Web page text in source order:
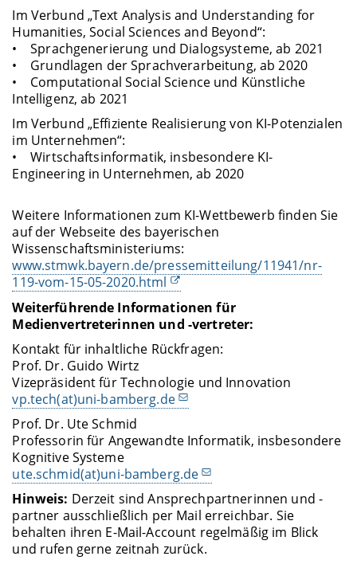
Im Verbund „Text Analysis and Understanding for
Humanities, Social Sciences and Beyond“:
• Sprachgenerierung und Dialogsysteme, ab 2021
• Grundlagen der Sprachverarbeitung, ab 2020
• Computational Social Science und Künstliche
Intelligenz, ab 2021
Im Verbund „Effiziente Realisierung von KI-Potenzialen
im Unternehmen“:
• Wirtschaftsinformatik, insbesondere KI-
Engineering in Unternehmen, ab 2020
Weitere Informationen zum KI-Wettbewerb finden Sie
auf der Webseite des bayerischen
Wissenschaftsministeriums:
www.stmwk.bayern.de/pressemitteilung/11941/nr-
119-vom-15-05-2020.html
Weiterführende Informationen für
Medienvertreterinnen und -vertreter:
Kontakt für inhaltliche Rückfragen:
Prof. Dr. Guido Wirtz
Vizepräsident für Technologie und Innovation
vp.tech(at)uni-bamberg.de
Prof. Dr. Ute Schmid
Professorin für Angewandte Informatik, insbesondere
Kognitive Systeme
ute.schmid(at)uni-bamberg.de
Hinweis: Derzeit sind Ansprechpartnerinnen und -
partner ausschließlich per Mail erreichbar. Sie
behalten ihren E-Mail-Account regelmäßig im Blick
und rufen gerne zeitnah zurück.